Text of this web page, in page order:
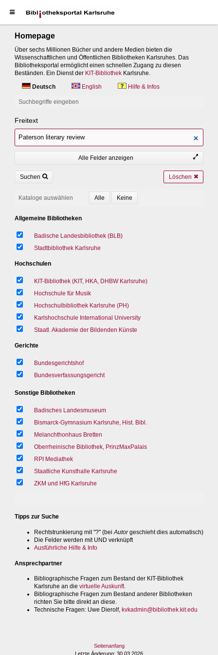
Homepage
Über sechs Millionen Bücher und andere Medien bieten die
Wissenschaftlichen und Öffentlichen Bibliotheken Karlsruhes. Das
Bibliotheksportal ermöglicht einen schnellen Zugang zu diesen
Beständen. Ein Dienst der KIT-Bibliothek Karlsruhe.
Deutsch
English Hilfe & Infos
Suchbegriffe eingeben
Freitext
Alle Felder anzeigen
Suchen Löschen
Kataloge auswählen
Allgemeine Bibliotheken
Badische Landesbibliothek (BLB)
Stadtbibliothek Karlsruhe
Hochschulen
KIT-Bibliothek (KIT, HKA, DHBW Karlsruhe)
Hochschule für Musik
Hochschulbibliothek Karlsruhe (PH)
Karlshochschule International University
Staatl. Akademie der Bildenden Künste
Gerichte
Bundesgerichtshof
Bundesverfassungsgericht
Sonstige Bibliotheken
Badisches Landesmuseum
Bismarck-Gymnasium Karlsruhe, Hist. Bibl.
Melanchthonhaus Bretten
Oberrheinische Bibliothek, PrinzMaxPalais
RPI Mediathek
Staatliche Kunsthalle Karlsruhe
ZKM und HfG Karlsruhe
Tipps zur Suche
Rechtstrunkierung mit "?" (bei Autorgeschieht dies automatisch)
Die Felder werden mit UND verknüpft
Ausführliche Hilfe & Info
Ansprechpartner
Bibliographische Fragen zum Bestand der KIT-Bibliothek
Karlsruhe an die virtuelle Auskunft.
Bibliographische Fragen zum Bestand anderer Bibliotheken
richten Sie bitte direkt an diese.
Technische Fragen: Uwe Dierolf, kvkadmin@bibliothek.kit.edu
Seitenanfang
Letzte Änderung: 30.03.2026